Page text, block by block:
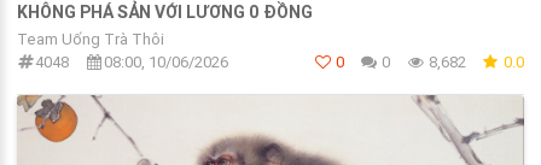
KHÔNG PHÁ SẢN VỚI LƯƠNG 0 ĐỒNG
Team Uống Trà Thôi
4048
08:00, 10/06/2026 0 0 8,682 0.0